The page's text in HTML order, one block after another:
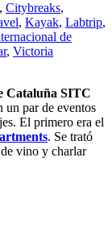
, Citybreaks,
, Kayak, Labtrip,
de
, Victoria
Cataluña SITC
un par de eventos
El primero era el
. Se trató
vino y charlar